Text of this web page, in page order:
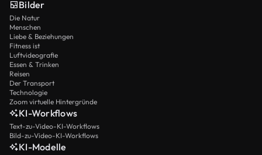
Bilder
Die Natur
Menschen
Liebe & Beziehungen
Fitness ist
Luftvideografie
Essen & Trinken
Reisen
Der Transport
Technologie
Zoom virtuelle Hintergründe
KI-Workflows
Text-zu-Video-KI-Workflows
Bild-zu-Video-KI-Workflows
KI-Modelle